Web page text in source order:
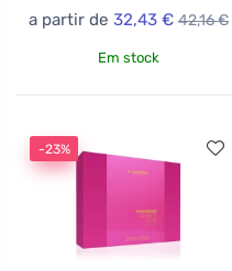
a partir de 32,43 € 42,16 €
Em stock
-23%